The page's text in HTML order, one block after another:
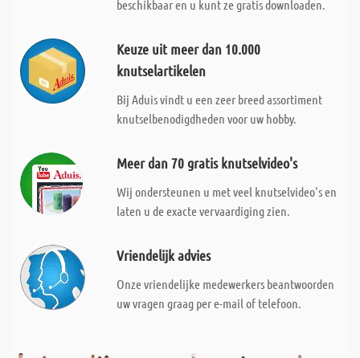
beschikbaar en u kunt ze gratis downloaden.
Keuze uit meer dan 10.000
knutselartikelen
Bij Aduis vindt u een zeer breed assortiment
knutselbenodigdheden voor uw hobby.
Meer dan 70 gratis knutselvideo's
Wij ondersteunen u met veel knutselvideo's en
laten u de exacte vervaardiging zien.
Vriendelijk advies
Onze vriendelijke medewerkers beantwoorden
uw vragen graag per e-mail of telefoon.